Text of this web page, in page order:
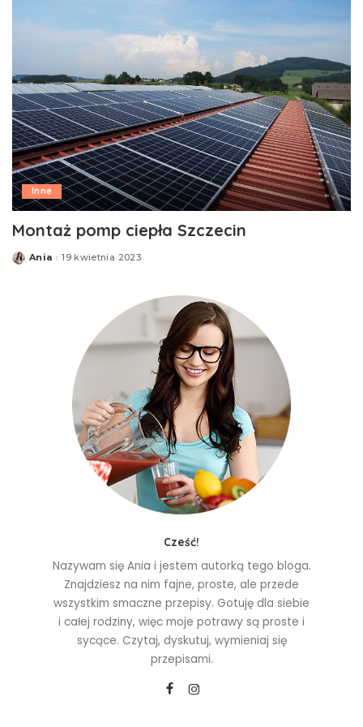
Inne
Montaż pomp ciepła Szczecin
Posted
Ania 19 kwietnia 2023
Cześć!
Nazywam się Ania i jestem autorką tego bloga.
Znajdziesz na nim fajne, proste, ale przede
wszystkim smaczne przepisy. Gotuję dla siebie
i całej rodziny, więc moje potrawy są proste i
sycące. Czytaj, dyskutuj, wymieniaj się
przepisami.